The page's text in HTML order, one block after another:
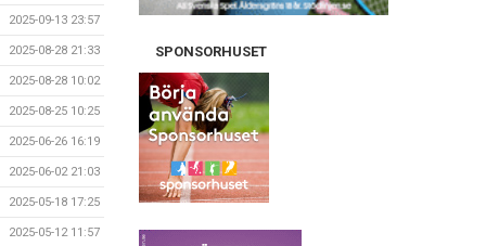
2025-09-13 23:57
2025-08-28 21:33
2025-08-28 10:02
2025-08-25 10:25
2025-06-26 16:19
2025-06-02 21:03
2025-05-18 17:25
2025-05-12 11:57
SPONSORHUSET